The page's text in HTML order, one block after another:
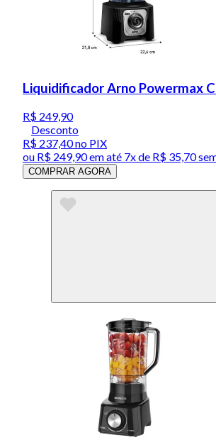
Liquidificador Arno Powermax
R$ 249,90
Desconto
R$ 237,40no PIX
ou R$ 249,90em até 7x de R$ 35,70
COMPRAR AGORA